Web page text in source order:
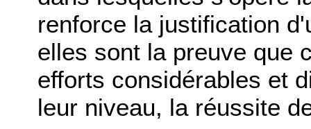
renforce la justification
elles sont la preuve que
efforts considérables et
leur niveau, la réussite